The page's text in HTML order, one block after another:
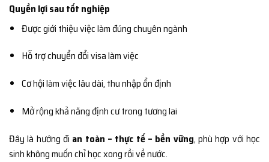
Quyền lợi sau tốt nghiệp
Được giới thiệu việc làm đúng chuyên ngành
Hỗ trợ chuyển đổi visa làm việc
Cơ hội làm việc lâu dài, thu nhập ổn định
Mở rộng khả năng định cư trong tương lai
Đây là hướng đi an toàn – thực tế – bền vững, phù hợp với học
sinh không muốn chỉ học xong rồi về nước.